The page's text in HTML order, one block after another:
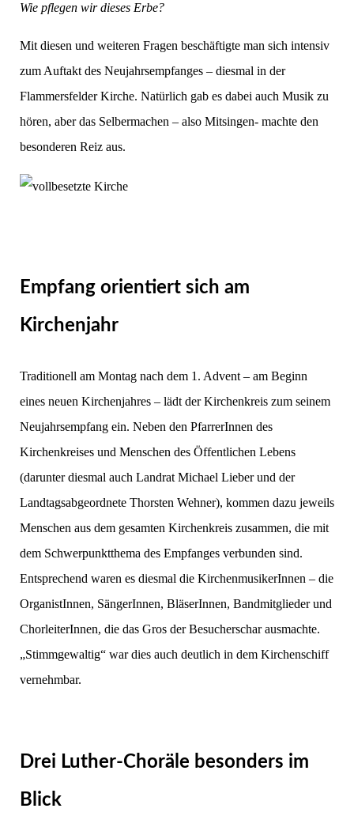
Wie pflegen wir dieses Erbe?
Mit diesen und weiteren Fragen beschäftigte man sich intensiv
zum Auftakt des Neujahrsempfanges – diesmal in der
Flammersfelder Kirche. Natürlich gab es dabei auch Musik zu
hören, aber das Selbermachen – also Mitsingen- machte den
besonderen Reiz aus.
Empfang orientiert sich am
Kirchenjahr
Traditionell am Montag nach dem 1. Advent – am Beginn
eines neuen Kirchenjahres – lädt der Kirchenkreis zum seinem
Neujahrsempfang ein. Neben den PfarrerInnen des
Kirchenkreises und Menschen des Öffentlichen Lebens
(darunter diesmal auch Landrat Michael Lieber und der
Landtagsabgeordnete Thorsten Wehner), kommen dazu jeweils
Menschen aus dem gesamten Kirchenkreis zusammen, die mit
dem Schwerpunktthema des Empfanges verbunden sind.
Entsprechend waren es diesmal die KirchenmusikerInnen – die
OrganistInnen, SängerInnen, BläserInnen, Bandmitglieder und
ChorleiterInnen, die das Gros der Besucherschar ausmachte.
„Stimmgewaltig“ war dies auch deutlich in dem Kirchenschiff
vernehmbar.
Drei Luther-Choräle besonders im
Blick